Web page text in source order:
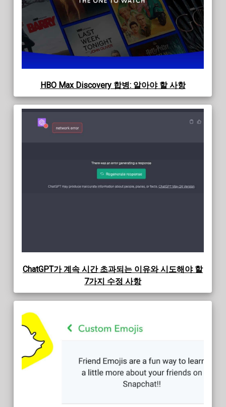
HBO Max Discovery 합병: 알아야 할 사항
ChatGPT가 계속 시간 초과되는 이유와 시도해야 할
7가지 수정 사항